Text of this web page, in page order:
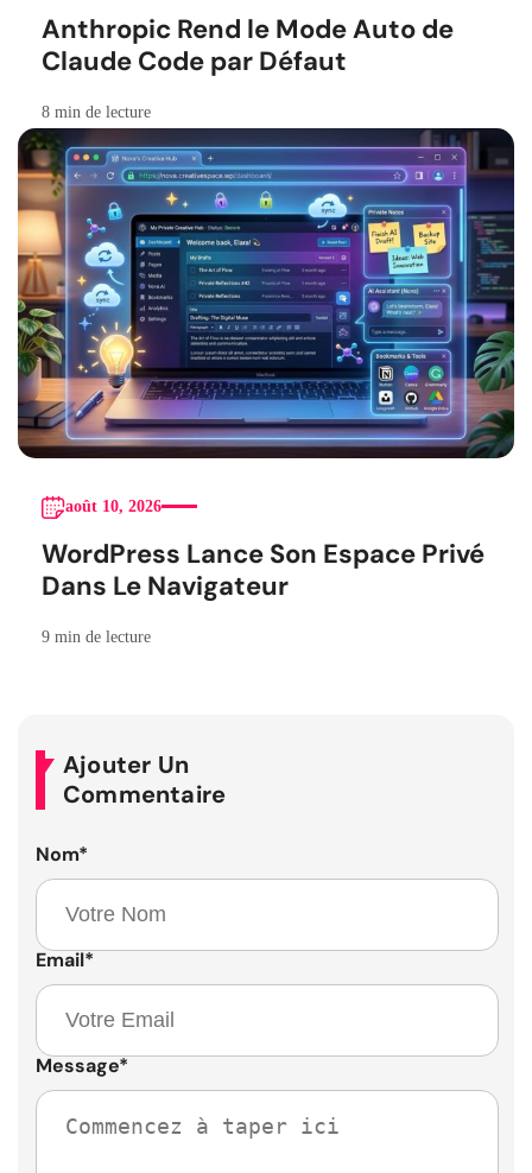
Anthropic Rend le Mode Auto de
Claude Code par Défaut
8 min de lecture
août 10, 2026
WordPress Lance Son Espace Privé
Dans Le Navigateur
9 min de lecture
Ajouter Un
Commentaire
Nom*
Email*
Message*